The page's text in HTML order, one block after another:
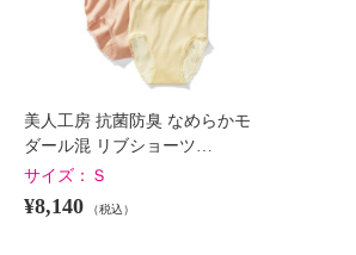
美人工房 抗菌防臭 なめらかモ
ダール混 リブショーツ…
サイズ： Ｓ
¥8,140 （税込）